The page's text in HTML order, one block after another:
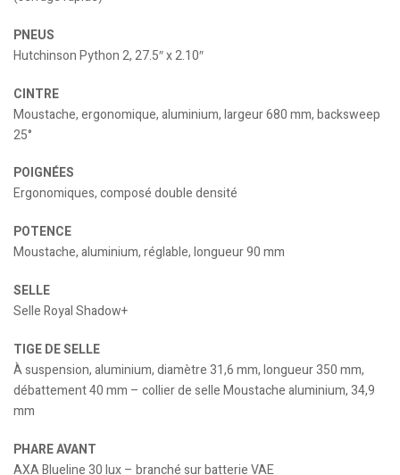
PNEUS
Hutchinson Python 2, 27.5″ x 2.10″
CINTRE
Moustache, ergonomique, aluminium, largeur 680 mm, backsweep
25°
POIGNÉES
Ergonomiques, composé double densité
POTENCE
Moustache, aluminium, réglable, longueur 90 mm
SELLE
Selle Royal Shadow+
TIGE DE SELLE
À suspension, aluminium, diamètre 31,6 mm, longueur 350 mm,
débattement 40 mm – collier de selle Moustache aluminium, 34,9
mm
PHARE AVANT
AXA Blueline 30 lux – branché sur batterie VAE